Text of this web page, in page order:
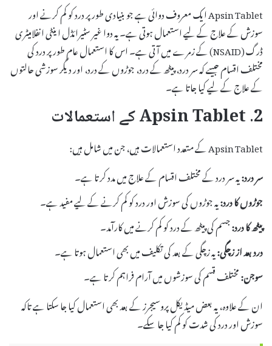
Apsin Tablet ایک معروف دوائی ہے جو بنیادی طور پر درد کو کم کرنے اور
سوزش کے علاج کے لیے استعمال ہوتی ہے۔ یہ دوا غیر سٹیرائڈل اینٹی انفلامیٹری
ڈرگ (NSAID) کے زمرے میں آتی ہے۔ اس کا استعمال عام طور پر درد کی
مختلف اقسام جیسے کہ سر درد، پیٹھ کے درد، جوڑوں کے درد، اور دیگر سوزشی حالتوں
کے علاج کے لیے کیا جاتا ہے۔
2. Apsin Tablet کے استعمالات
Apsin Tablet کے متعدد استعمالات ہیں، جن میں شامل ہیں:
سر درد:یہ سر درد کے مختلف اقسام کے علاج میں مدد کرتا ہے۔
جوڑوں کا درد:یہ جوڑوں کی سوزش اور درد کو کم کرنے کے لیے مفید ہے۔
پیٹھ کا درد:جسم کی پیٹھ کے درد کو کم کرنے میں کارآمد۔
درد بعد از زچگی:یہ زچگی کے بعد کی تکلیف میں بھی استعمال ہوتا ہے۔
سوجن:مختلف قسم کی سوزشوں میں آرام فراہم کرتا ہے۔
ان کے علاوہ، یہ بعض میڈیکل پروسیجرز کے بعد بھی استعمال کیا جا سکتا ہے تاکہ
سوزش اور درد کی شدت کو کم کیا جا سکے۔